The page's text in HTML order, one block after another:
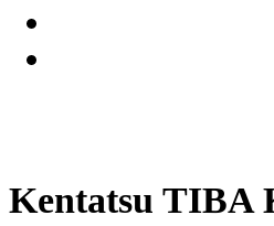
Kentatsu TIBA